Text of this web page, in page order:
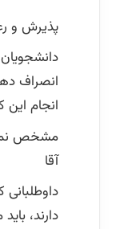
پذیرش و
انصراف
انجام این
مشخص
آقا
دارند،